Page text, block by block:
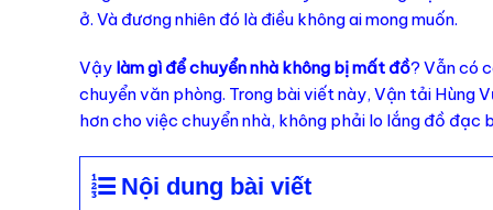
ở. Và đương nhiên đó là điều không ai mong muốn.
Vậy làm gì để chuyển nhà không bị mất đồ? Vẫn có
chuyển văn phòng. Trong bài viết này, Vận tải Hùng
hơn cho việc chuyển nhà, không phải lo lắng đồ đạc
Nội dung bài viết